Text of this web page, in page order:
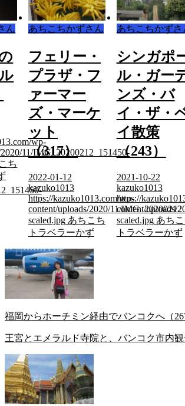
ん
wp-
11/IMG_20200212_151450-
あちこちかずさん
シンガポー
ル・ガーデ
ンズ・バ
イ・ザ・ベ
イ散策
（243）
2021-10-22
kazuko1013
https://kazuko1013.com/wp-
content/uploads/2020/11/
scaled.jpg あちこち
トラベラーかず
あちこちかずさ
プラハか
日本帰国
（238）
2021-10-16
kazuko1013
https://
content/uploads/
トラベラーかず
福岡からホーチミン経由でバンコクへ（
王宮とエメラルド寺院と、バンコク市内観